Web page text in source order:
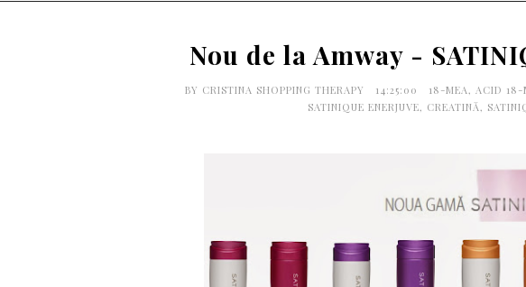
Nou de la Amway -
BY CRISTINA SHOPPING THERAPY 14:25:00 18-MEA, ACID 18-
SATINIQUE ENERJUVE, CREATINĂ,